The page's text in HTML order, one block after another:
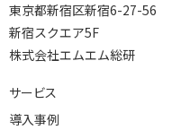
東京都新宿区新宿6-27-56
新宿スクエア5F
株式会社エムエム総研
サービス
導入事例